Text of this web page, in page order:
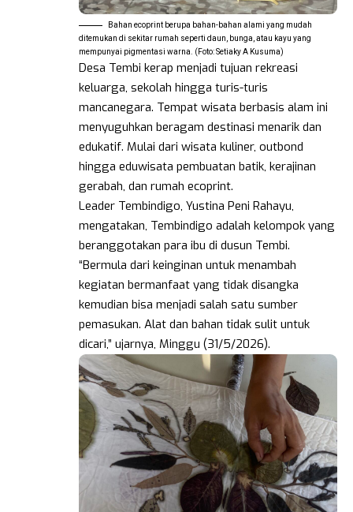
Bahan ecoprint berupa bahan-bahan alami yang mudah
ditemukan di sekitar rumah seperti daun, bunga, atau kayu yang
mempunyai pigmentasi warna. (Foto: Setiaky A Kusuma)
Desa Tembi kerap menjadi tujuan rekreasi
keluarga, sekolah hingga turis-turis
mancanegara. Tempat wisata berbasis alam ini
menyuguhkan beragam destinasi menarik dan
edukatif. Mulai dari wisata kuliner, outbond
hingga eduwisata pembuatan batik, kerajinan
gerabah, dan rumah ecoprint.
Leader Tembindigo, Yustina Peni Rahayu,
mengatakan, Tembindigo adalah kelompok yang
beranggotakan para ibu di dusun Tembi.
“Bermula dari keinginan untuk menambah
kegiatan bermanfaat yang tidak disangka
kemudian bisa menjadi salah satu sumber
pemasukan. Alat dan bahan tidak sulit untuk
dicari,” ujarnya, Minggu (31/5/2026).